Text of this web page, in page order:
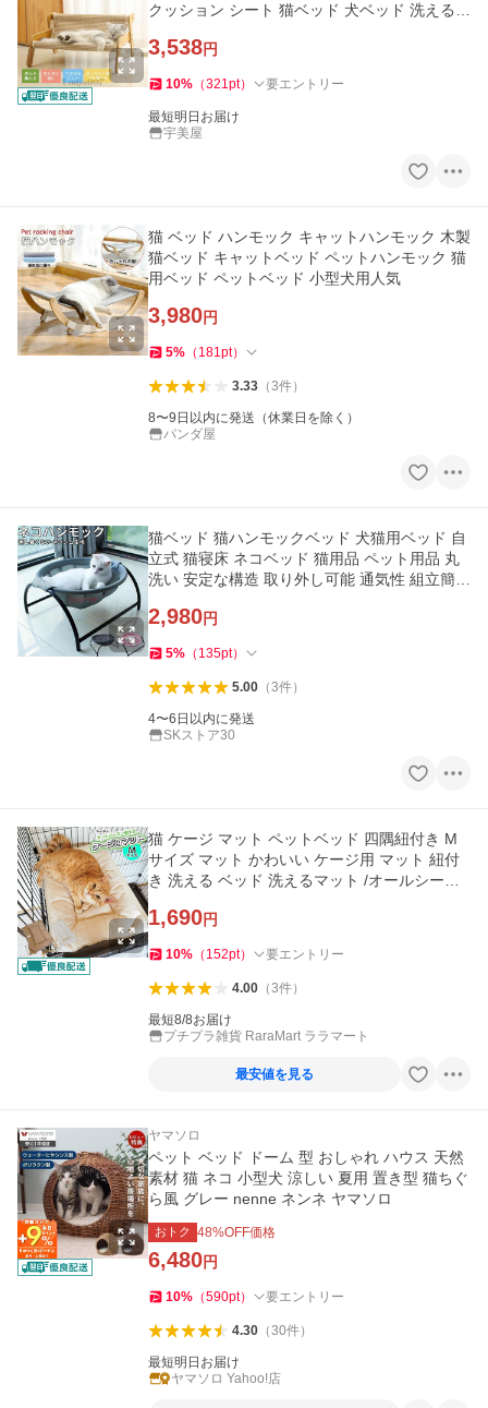
クッション シート 猫ベッド 犬ベッド 洗える
3,538円
10% （321pt） 要エントリー
最短明日お届け
宇美屋
猫 ベッド ハンモック キャットハンモック 木製
猫ベッド キャットベッド ペットハンモック 猫
用ベッド ペットベッド 小型犬用人気
3,980円
5% （ 181pt）
3.33（3件）
8〜9日以内に発送（休業日を除く）
パンダ屋
猫ベッド 猫ハンモックベッド 犬猫用ベッド 自
立式 猫寝床 ネコベッド 猫用品 ペット用品 丸
洗い 安定な構造 取り外し可能 通気性 組立簡単
2,980円
5% （ 135pt）
5.00（3件）
4〜6日以内に発送
SKストア30
猫 ケージ マット ペットベッド 四隅紐付き M
サイズ マット かわいい ケージ用 マット 紐付
き 洗える ベッド 洗えるマット /オールシーズ
1,690円
10% （ 152pt） 要エントリー
4.00（3件）
最短8/8お届け
プチプラ雑貨 RaraMart ララマート
最安値を見る
ヤマソロ
ペット ベッド ドーム 型 おしゃれ ハウス 天然
素材 猫 ネコ 小型犬 涼しい 夏用 置き型 猫ちぐ
ら風 グレー nenne ネンネ ヤマソロ
おトク 48%OFF価格
6,480円
10% （590pt） 要エントリー
4.30（30件）
最短明日お届け
ヤマソロ Yahoo!店